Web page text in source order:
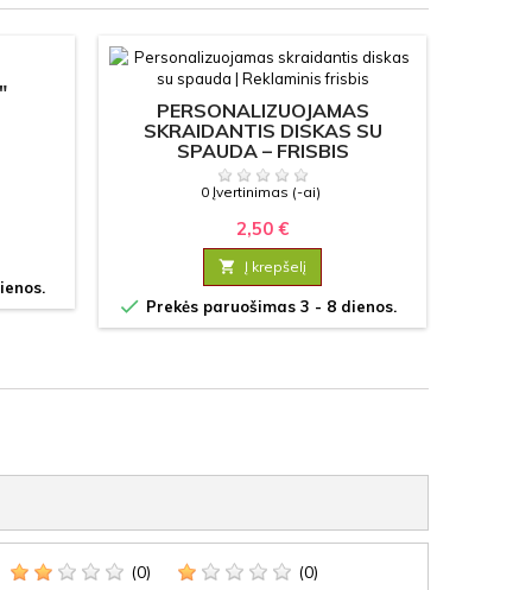
PERSONALIZUOJAMAS
SKRAIDANTIS DISKAS SU
SPAUDA – FRISBIS
0 Įvertinimas (-ai)
2,50 €
 Į krepšelį
 Prekės paruošimas 3 - 8 dienos.
(0) (0)